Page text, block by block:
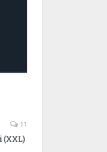
11
(XXL)